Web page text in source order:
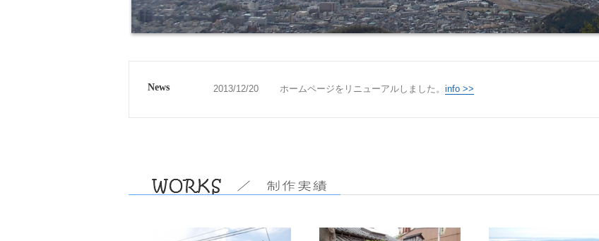
News 2013/12/20 ホームページをリニューアルしました。 info >>